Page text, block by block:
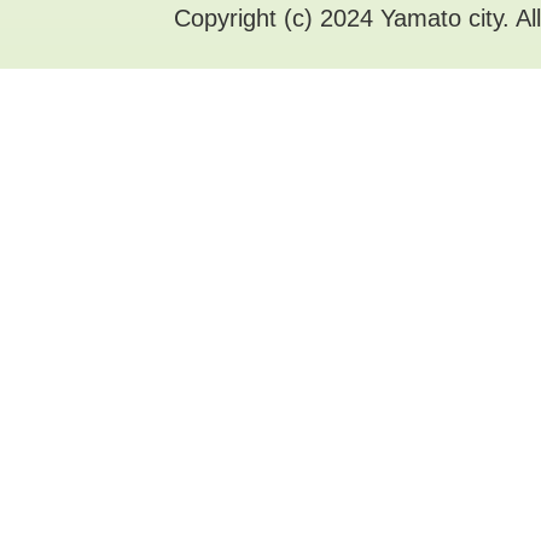
Copyright (c) 2024 Yamato city.